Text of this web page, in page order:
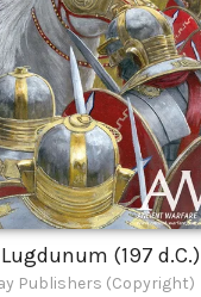
(197 d.C.)
Publishers (Copyright)